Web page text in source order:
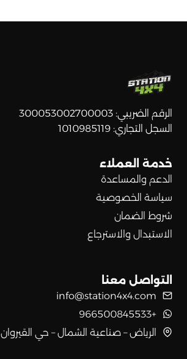
الرقم الضريبي: 300053002700003
السجل التجاري: 1010985119
خدمة العملاء
الدعم والمساعدة
سياسة الخصوصية
شروط الضمان
الاستبدال والاسترجاع
التواصل معنا
info@station4x4.com
+966500845533
الرياض – صناعية الشمال – حي القيروان